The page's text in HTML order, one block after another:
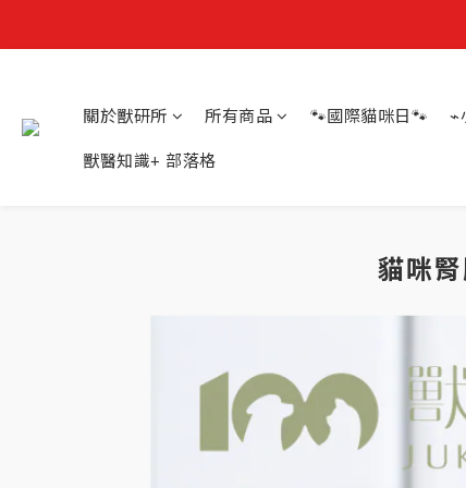
關於獸研所 所有商品 🐾國際貓咪日🐾 ⌁
獸醫知識+ 部落格
貓咪